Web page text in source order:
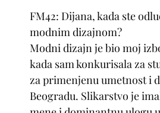
FM42: Dijana, kada ste
modnim dizajnom?
Modni dizajn je bio moj
kada sam konkurisala za
za primenjenu umetnost i
Beogradu. Slikarstvo je